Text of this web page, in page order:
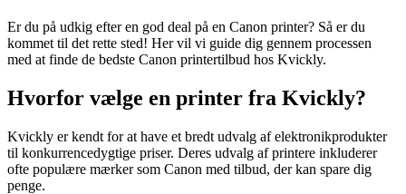
Er du på udkig efter en god deal på en Canon printer? Så er du
kommet til det rette sted! Her vil vi guide dig gennem processen
med at finde de bedste Canon printertilbud hos Kvickly.
Hvorfor vælge en printer fra Kvickly?
Kvickly er kendt for at have et bredt udvalg af elektronikprodukter
til konkurrencedygtige priser. Deres udvalg af printere inkluderer
ofte populære mærker som Canon med tilbud, der kan spare dig
penge.